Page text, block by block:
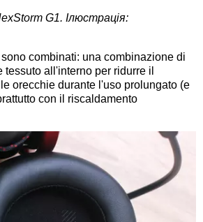
G1. Ілюстрація:
sono combinati: una combinazione di
all'interno per ridurre il
orecchie durante l'uso prolungato (e
con il riscaldamento